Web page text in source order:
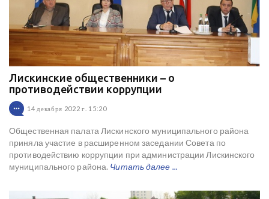
Лискинские общественники – о
противодействии коррупции
14 декабря 2022 г. 15:20
Общественная палата Лискинского муниципального района
приняла участие в расширенном заседании Совета по
противодействию коррупции при администрации Лискинского
муниципального района. Читать далее ...